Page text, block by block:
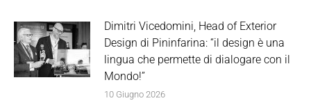
Dimitri Vicedomini, Head of Exterior
Design di Pininfarina: “il design è una
lingua che permette di dialogare con il
Mondo!”
10 Giugno 2026